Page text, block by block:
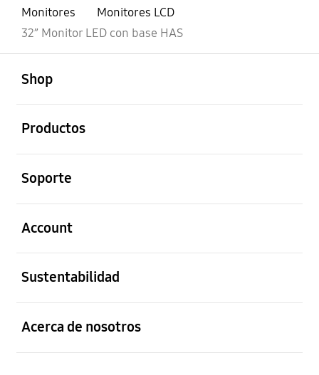
Monitores
Monitores LCD
32” Monitor LED con base HAS
Shop
Productos
Soporte
Account
Sustentabilidad
Acerca de nosotros